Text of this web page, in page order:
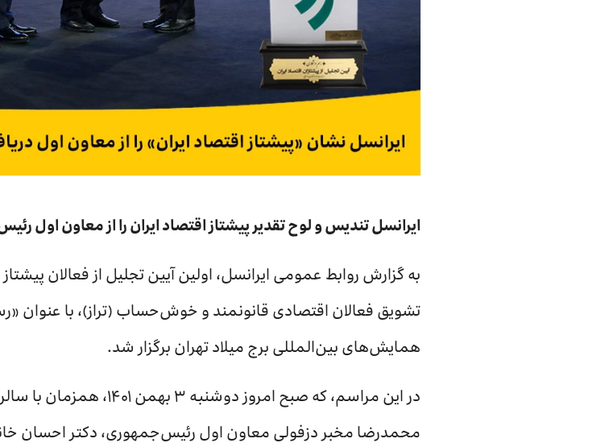
ایرانسل تندیس و لوح تقدیر پیشتاز اقتصاد ایران را از معاون اول
به گزارش روابط عمومی ایرانسل، اولین آیین تجلیل از فعالان
تشویق فعالان اقتصادی قانونمند و خوش‌حساب (تراز)، با عنوان
همایش‌های بین‌المللی برج میلاد تهران برگزار شد.
در این مراسم، که صبح امروز
محمدرضا مخبر دزفولی معاون اول رئیس‌جمهوری، دکتر احسان